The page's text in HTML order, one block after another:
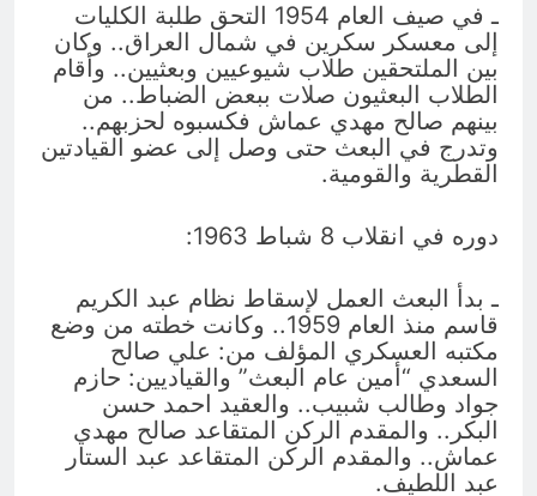
ـ في صيف العام 1954 التحق طلبة الكليات
إلى معسكر سكرين في شمال العراق.. وكان
بين الملتحقين طلاب شيوعيين وبعثيين.. وأقام
الطلاب البعثيون صلات ببعض الضباط.. من
بينهم صالح مهدي عماش فكسبوه لحزبهم..
وتدرج في البعث حتى وصل إلى عضو القيادتين
القطرية والقومية.
دوره في انقلاب 8 شباط 1963:
ـ بدأ البعث العمل لإسقاط نظام عبد الكريم
قاسم منذ العام 1959.. وكانت خطته من وضع
مكتبه العسكري المؤلف من: علي صالح
السعدي “أمين عام البعث” والقياديين: حازم
جواد وطالب شبيب.. والعقيد احمد حسن
البكر.. والمقدم الركن المتقاعد صالح مهدي
عماش.. والمقدم الركن المتقاعد عبد الستار
عبد اللطيف.